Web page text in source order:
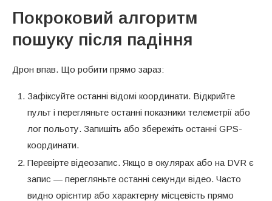
Покроковий алгоритм
пошуку після падіння
Дрон впав. Що робити прямо зараз:
Зафіксуйте останні відомі координати. Відкрийте
пульт і перегляньте останні показники телеметрії або
лог польоту. Запишіть або збережіть останні GPS-
координати.
Перевірте відеозапис. Якщо в окулярах або на DVR є
запис — перегляньте останні секунди відео. Часто
видно орієнтир або характерну місцевість прямо